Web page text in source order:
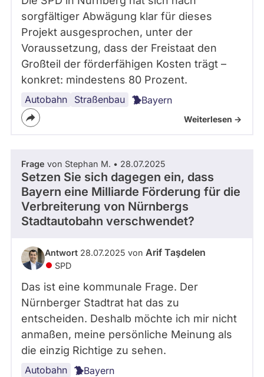
sorgfältiger Abwägung klar für dieses
Projekt ausgesprochen, unter der
Voraussetzung, dass der Freistaat den
Großteil der förderfähigen Kosten trägt –
konkret: mindestens 80 Prozent.
Autobahn Straßenbau Bayern
Weiterlesen ->
Frage von Stephan M. • 28.07.2025
Setzen Sie sich dagegen ein, dass
Bayern eine Milliarde Förderung für die
Verbreiterung von Nürnbergs
Stadtautobahn verschwendet?
Antwort 28.07.2025 von Arif Taşdelen
SPD
Das ist eine kommunale Frage. Der
Nürnberger Stadtrat hat das zu
entscheiden. Deshalb möchte ich mir nicht
anmaßen, meine persönliche Meinung als
die einzig Richtige zu sehen.
Autobahn Bayern